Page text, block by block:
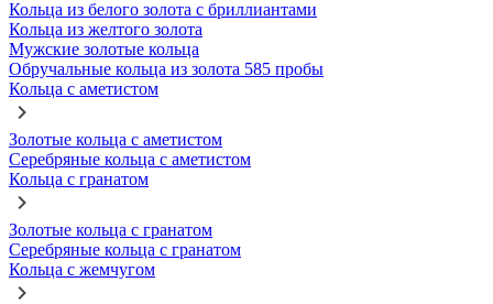
Кольца из белого золота с бриллиантами
Кольца из желтого золота
Мужские золотые кольца
Обручальные кольца из золота 585 пробы
Кольца с аметистом
Золотые кольца с аметистом
Серебряные кольца с аметистом
Кольца с гранатом
Золотые кольца с гранатом
Серебряные кольца с гранатом
Кольца с жемчугом